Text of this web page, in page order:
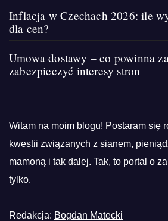
Inflacja w Czechach 2026: ile
dla cen?
Umowa dostawy – co powinna
zabezpieczyć interesy stron
Witam na moim blogu! Postaram się
kwestii związanych z sianem,
mamoną i tak dalej. Tak, to portal o
tylko.
Redakcja: Bogdan Matecki